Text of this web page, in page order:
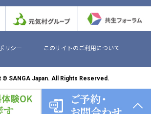
リシー このサイトのご利用について
© SANGA Japan. All Rights Reserved.